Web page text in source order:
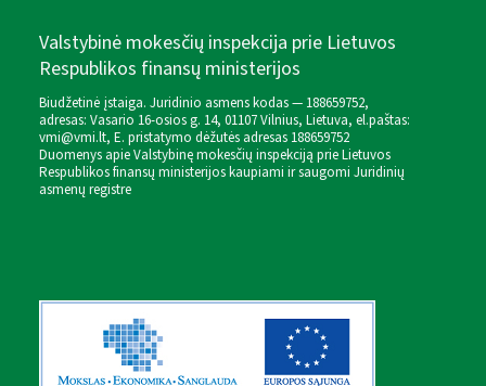
Valstybinė mokesčių inspekcija prie Lietuvos
Respublikos finansų ministerijos
Biudžetinė įstaiga. Juridinio asmens kodas — 188659752,
adresas: Vasario 16-osios g. 14, 01107 Vilnius, Lietuva, el.paštas:
vmi@vmi.lt, E. pristatymo dėžutės adresas 188659752
Duomenys apie Valstybinę mokesčių inspekciją prie Lietuvos
Respublikos finansų ministerijos kaupiami ir saugomi Juridinių
asmenų registre